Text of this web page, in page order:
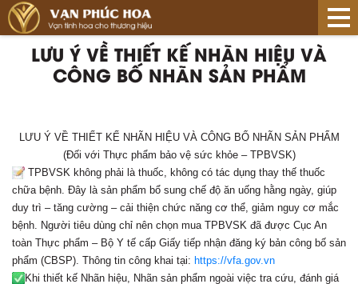
LƯU Ý VỀ THIẾT KẾ NHÃN HIỆU VÀ
CÔNG BỐ NHÃN SẢN PHẨM
LƯU Ý VỀ THIẾT KẾ NHÃN HIỆU VÀ CÔNG BỐ NHÃN SẢN PHẨM
(Đối với Thực phẩm bảo vệ sức khỏe – TPBVSK)
TPBVSK không phải là thuốc, không có tác dụng thay thế thuốc
chữa bệnh. Đây là sản phẩm bổ sung chế độ ăn uống hằng ngày, giúp
duy trì – tăng cường – cải thiện chức năng cơ thể, giảm nguy cơ mắc
bệnh. Người tiêu dùng chỉ nên chọn mua TPBVSK đã được Cục An
toàn Thực phẩm – Bộ Y tế cấp Giấy tiếp nhận đăng ký bản công bố sản
phẩm (CBSP). Thông tin công khai tại: https://vfa.gov.vn
Khi thiết kế Nhãn hiệu, Nhãn sản phẩm ngoài việc tra cứu, đánh giá